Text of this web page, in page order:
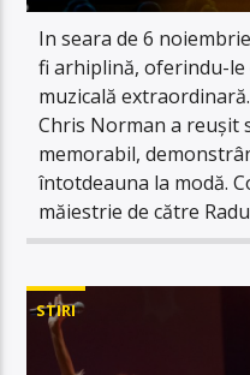
In seara de 6
fi arhiplină, oferindu-
muzicală
Chris Norman a reușit
memorabil,
întotdeauna la modă.
măiestrie de către
STIRI